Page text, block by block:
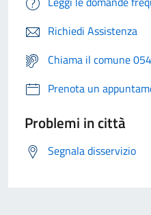
Richiedi Assistenza
Chiama il comune
Prenota un
Problemi in città
Segnala disservizio